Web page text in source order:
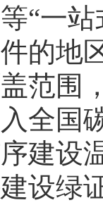
“一
的地
范围
全国
建设
设绿